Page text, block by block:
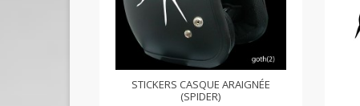
STICKERS CASQUE ARAIGNÉE
(SPIDER)